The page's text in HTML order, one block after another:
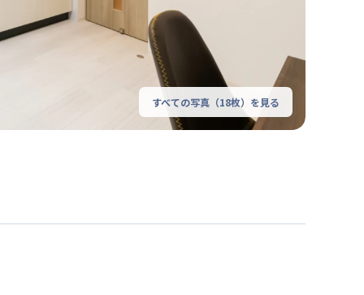
すべての写真（18枚）を見る